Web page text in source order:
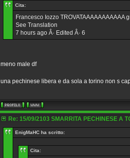
Cita:
Francesco Iozzo
See Translation
7 hours ago Â· Edited Â· 6
meno male df
una pechinese libera e da sola a torino non s
Re: 15/09/2103 SMARRITA PECHINESE A
EnigMaHC ha scritto:
Cita: